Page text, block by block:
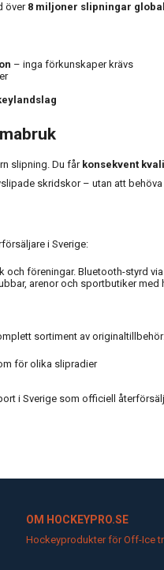
över8 miljoner slipningar
– inga förkunskaper krävs
slipning. Du får konsekvent
skridskor – utan att
i Sverige:
föreningar. Bluetooth-styrd
arenor och sportbutiker med
sortiment av
för olika slipradier
i Sverige som officiell
OM HOCKEYPRO.SE
Hockeyprodukter för Off-Ice